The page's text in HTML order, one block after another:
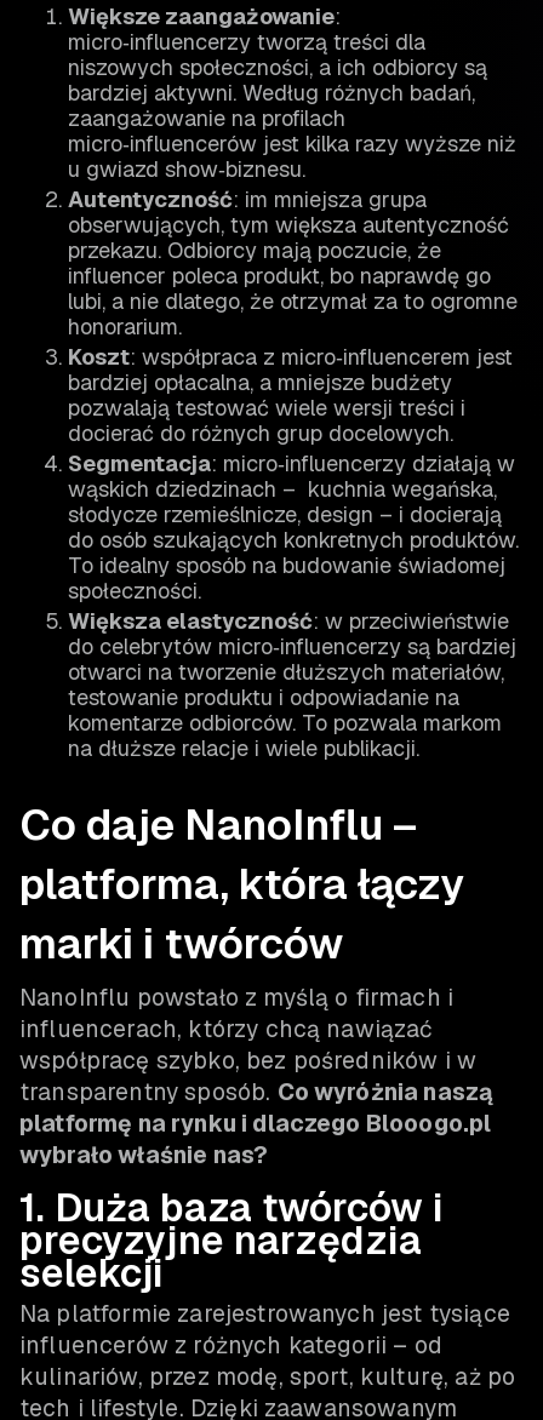
Większe zaangażowanie:
micro‑influencerzy tworzą treści dla
niszowych społeczności, a ich odbiorcy są
bardziej aktywni. Według różnych badań,
zaangażowanie na profilach
micro‑influencerów jest kilka razy wyższe niż
u gwiazd show‑biznesu.
Autentyczność: im mniejsza grupa
obserwujących, tym większa autentyczność
przekazu. Odbiorcy mają poczucie, że
influencer poleca produkt, bo naprawdę go
lubi, a nie dlatego, że otrzymał za to ogromne
honorarium.
Koszt: współpraca z micro‑influencerem jest
bardziej opłacalna, a mniejsze budżety
pozwalają testować wiele wersji treści i
docierać do różnych grup docelowych.
Segmentacja: micro‑influencerzy działają w
wąskich dziedzinach – kuchnia wegańska,
słodycze rzemieślnicze, design – i docierają
do osób szukających konkretnych produktów.
To idealny sposób na budowanie świadomej
społeczności.
Większa elastyczność: w przeciwieństwie
do celebrytów micro‑influencerzy są bardziej
otwarci na tworzenie dłuższych materiałów,
testowanie produktu i odpowiadanie na
komentarze odbiorców. To pozwala markom
na dłuższe relacje i wiele publikacji.
Co daje NanoInflu –
platforma, która łączy
marki i twórców
NanoInflu powstało z myślą o firmach i
influencerach, którzy chcą nawiązać
współpracę szybko, bez pośredników i w
transparentny sposób. Co wyróżnia naszą
platformę na rynku i dlaczego Blooogo.pl
wybrało właśnie nas?
1. Duża baza twórców i
precyzyjne narzędzia
selekcji
Na platformie zarejestrowanych jest tysiące
influencerów z różnych kategorii – od
kulinariów, przez modę, sport, kulturę, aż po
tech i lifestyle. Dzięki zaawansowanym